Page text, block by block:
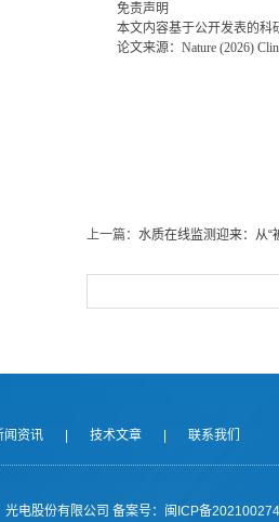
免责声明
本文内容基于公开发表的科
论文来源：Nature (2026)
上一篇： 水质在线监测迎来：从“
闻资讯 技术文章 联系我们
电股份有限公司 备案号：闽ICP备